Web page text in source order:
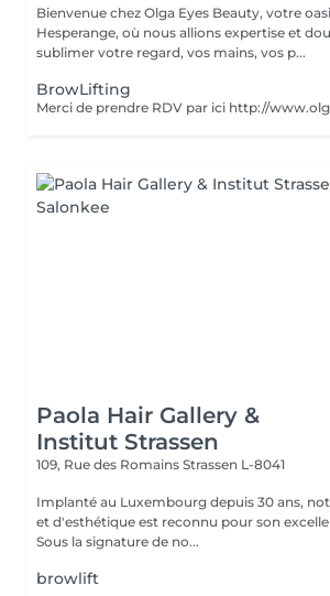
Bienvenue chez Olga Eyes Beauty, votre
Hesperange, où nous allions expertise et
sublimer votre regard, vos mains, vos p...
BrowLifting
Paola Hair Gallery &
Institut Strassen
109, Rue des Romains Strassen L-8041
Implanté au Luxembourg depuis 30 ans,
et d'esthétique est reconnu pour son
Sous la signature de no...
browlift